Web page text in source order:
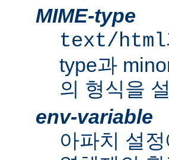
MIME-type
text/html
type과
의 형식을
env-variable
아파치 설